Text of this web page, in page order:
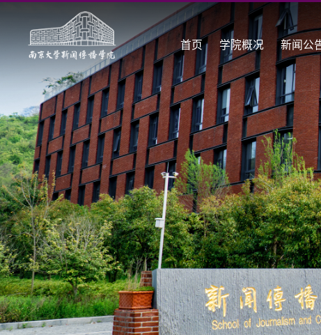
首页 学院概况 新闻公